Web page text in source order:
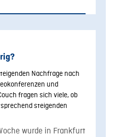
Nachfrage nach
und
fragen sich viele, ob
steigenden
wurde in Frankfurt